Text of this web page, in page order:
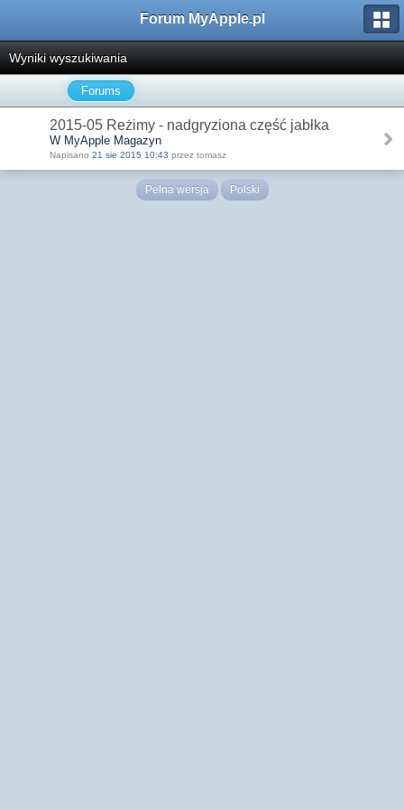
Forum MyApple.pl
Wyniki wyszukiwania
Forums
2015-05 Reżimy - nadgryziona część jabłka
W MyApple Magazyn
Napisano 21 sie 2015 10:43 przez tomasz
Pełna wersja Polski